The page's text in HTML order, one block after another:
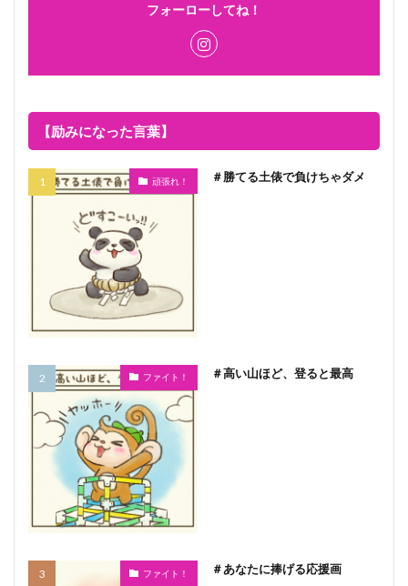
フォーローしてね！
【励みになった言葉】
頑張れ！ ＃勝てる土俵で負けちゃダメ
ファイト！ ＃高い山ほど、登ると最高
ファイト！ ＃あなたに捧げる応援画